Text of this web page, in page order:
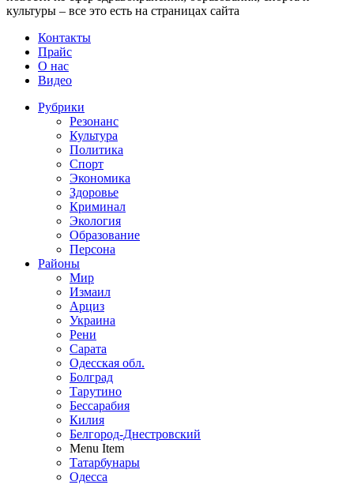
культуры – все это есть на страницах сайта
Контакты
Прайс
О нас
Видео
Рубрики
Резонанс
Культура
Политика
Спорт
Экономика
Здоровье
Криминал
Экология
Образование
Персона
Районы
Мир
Измаил
Арциз
Украина
Рени
Сарата
Одесская обл.
Болград
Тарутино
Бессарабия
Килия
Белгород-Днестровский
Menu Item
Татарбунары
Одесса